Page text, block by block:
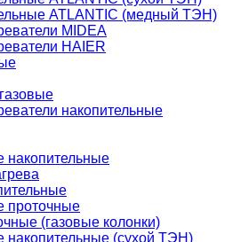
ATLANTIC (медный ТЭН)
MIDEA
HAIER
накопительные
накопительные
проточные
(газовые колонки)
накопительные (сухой ТЭН)